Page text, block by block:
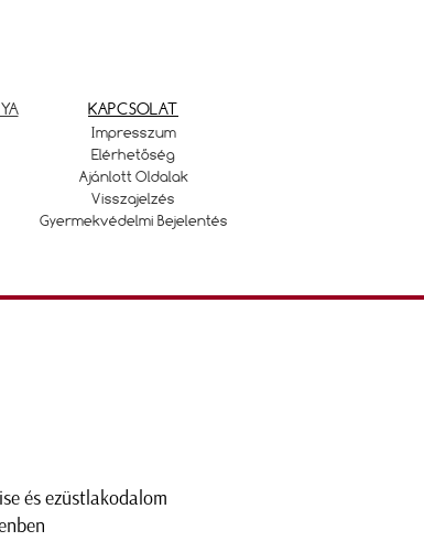
KAPCSOLAT
Impresszum
Elérhetőség
Ajánlott Oldalak
Visszajelzés
Gyermekvédelmi Bejelentés
és ezüstlakodalom